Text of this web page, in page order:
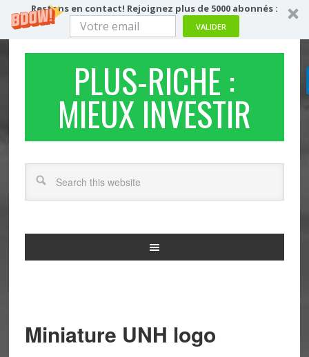
Restons en contact! Rejoignez plus de 5000 abonnés :
VALIDER
PLUS-RICHE :
MIEUX INVESTIR
Miniature UNH logo